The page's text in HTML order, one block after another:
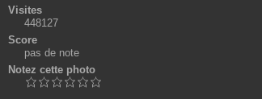
Visites
448127
Score
pas de note
Notez cette photo